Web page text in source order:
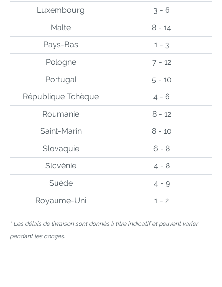
Luxembourg
3 - 6
Malte
8 - 14
Pays-Bas
1 - 3
Pologne
7 - 12
Portugal
5 - 10
République Tchèque
4 - 6
Roumanie
8 - 12
Saint-Marin
8 - 10
Slovaquie
6 - 8
Slovénie
4 - 8
Suède
4 - 9
Royaume-Uni
1 - 2
* Les délais de livraison sont donnés à titre indicatif et peuvent varier
pendant les congés.